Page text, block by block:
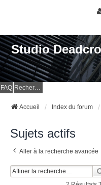
Studio
FAQ Rechercher
Accueil Index du forum
Sujets actifs
Aller à la recherche avancée